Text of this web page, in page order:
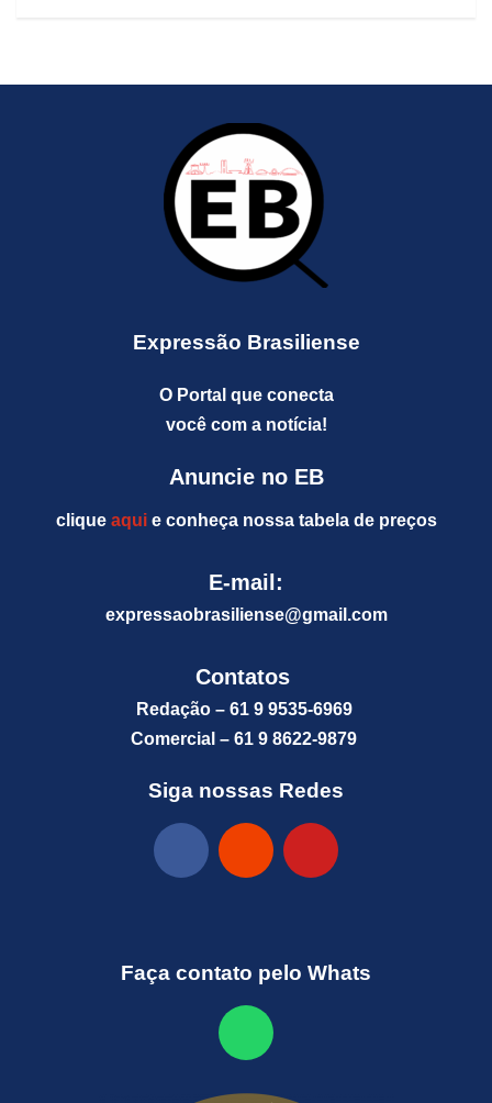
Expressão Brasiliense
O Portal que conecta
você com a notícia!
Anuncie no EB
clique aquie conheça nossa tabela de preços
E-mail:
expressaobrasiliense@gmail.com
Contatos
Redação – 61 9 9535-6969
Comercial – 61 9 8622-9879
Siga nossas Redes
Faça contato pelo Whats